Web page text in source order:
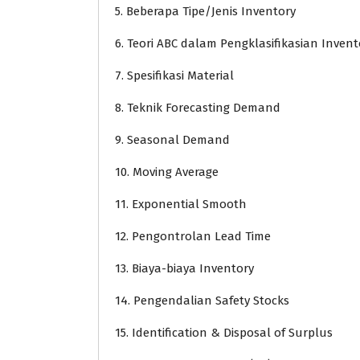
5. Beberapa Tipe/Jenis Inventory
6. Teori ABC dalam Pengklasifikasian
7. Spesifikasi Material
8. Teknik Forecasting Demand
9. Seasonal Demand
10. Moving Average
11. Exponential Smooth
12. Pengontrolan Lead Time
13. Biaya-biaya Inventory
14. Pengendalian Safety Stocks
15. Identification & Disposal of Surplus